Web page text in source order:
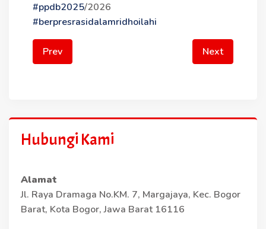
#ppdb2025/2026
#berpresrasidalamridhoilahi
Prev Next
Hubungi Kami
Alamat
Jl. Raya Dramaga No.KM. 7, Margajaya, Kec. Bogor
Barat, Kota Bogor, Jawa Barat 16116